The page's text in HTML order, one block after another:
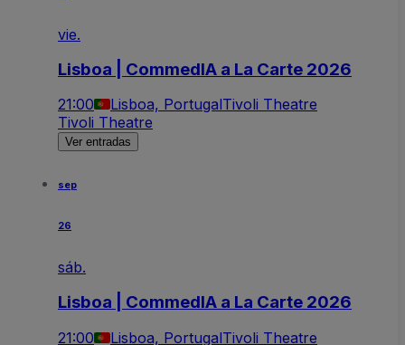
vie.
Lisboa | CommedIA a La Carte 2026
21:00 Lisboa, PortugalTivoli Theatre
Tivoli Theatre
Ver entradas
sep
26
sáb.
Lisboa | CommedIA a La Carte 2026
21:00 Lisboa, PortugalTivoli Theatre